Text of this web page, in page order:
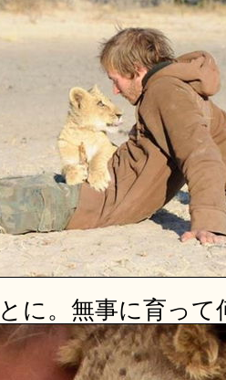
に。無事に育って